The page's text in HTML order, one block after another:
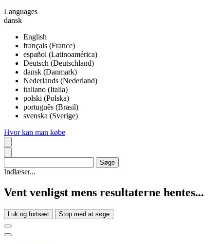
Languages
dansk
English
français (France)
español (Latinoamérica)
Deutsch (Deutschland)
dansk (Danmark)
Nederlands (Nederland)
italiano (Italia)
polski (Polska)
português (Brasil)
svenska (Sverige)
Hvor kan man købe
Indlæser...
Vent venligst mens resultaterne hentes...
Luk og fortsæt Stop med at søge